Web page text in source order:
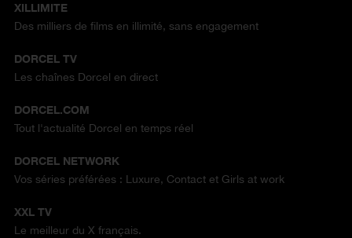
XILLIMITE
Des milliers de films en illimité, sans engagement
DORCEL TV
Les chaînes Dorcel en direct
DORCEL.COM
Tout l'actualité Dorcel en temps réel
DORCEL NETWORK
Vos séries préférées : Luxure, Contact et Girls at work
XXL TV
Le meilleur du X français.